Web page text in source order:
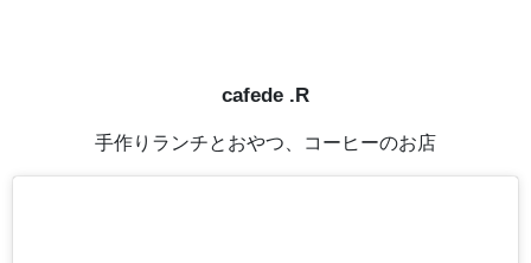
cafede .R
手作りランチとおやつ、コーヒーのお店